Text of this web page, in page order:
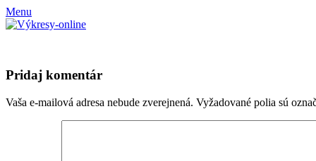
Menu
Pridaj komentár
Vaša e-mailová adresa nebude zverejnená. Vyžadované polia sú